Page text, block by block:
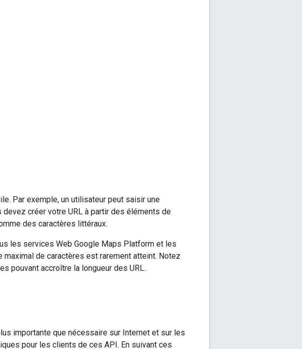
Par exemple, un utilisateur peut saisir une
créer votre URL à partir des éléments de
des caractères littéraux.
les services Web Google Maps Platform et les
de caractères est rarement atteint. Notez
pouvant accroître la longueur des URL.
importante que nécessaire sur Internet et sur les
pour les clients de ces API. En suivant ces